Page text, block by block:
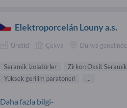
Elektroporcelán Louny a.s.
Üretici Çekya Dünya genelinde
Seramik izolatörler Zirkon Oksit Seramik
Yüksek gerilim paratoneri
...
Daha fazla bilgi-